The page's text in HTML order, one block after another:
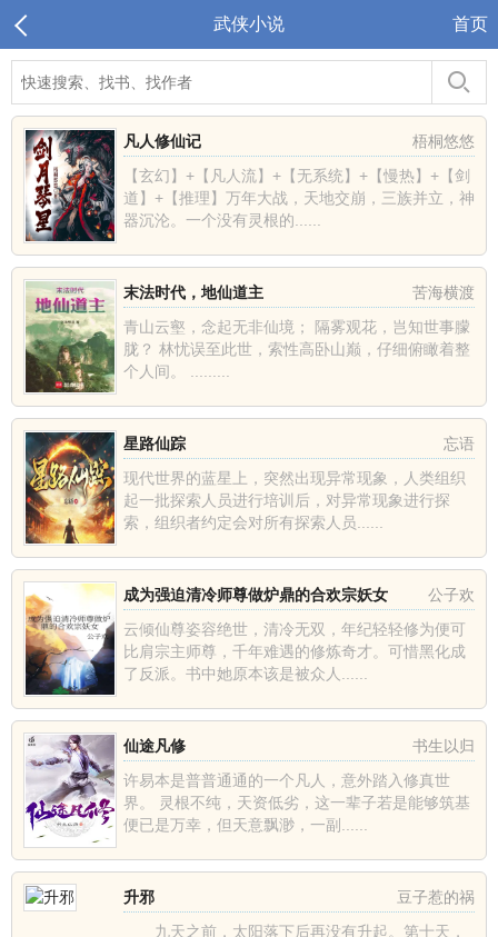
武侠小说 首页
梧桐悠悠
凡人修仙记
【玄幻】+【凡人流】+【无系统】+【慢热】+【剑
道】+【推理】万年大战，天地交崩，三族并立，神
器沉沦。一个没有灵根的......
苦海横渡
末法时代，地仙道主
青山云壑，念起无非仙境； 隔雾观花，岂知世事朦
胧？ 林忧误至此世，索性高卧山巅，仔细俯瞰着整
个人间。 .........
忘语
星路仙踪
现代世界的蓝星上，突然出现异常现象，人类组织
起一批探索人员进行培训后，对异常现象进行探
索，组织者约定会对所有探索人员......
公子欢
成为强迫清冷师尊做炉鼎的合欢宗妖女
云倾仙尊姿容绝世，清冷无双，年纪轻轻修为便可
比肩宗主师尊，千年难遇的修炼奇才。可惜黑化成
了反派。书中她原本该是被众人......
书生以归
仙途凡修
许易本是普普通通的一个凡人，意外踏入修真世
界。 灵根不纯，天资低劣，这一辈子若是能够筑基
便已是万幸，但天意飘渺，一副......
豆子惹的祸
升邪
九天之前，太阳落下后再没有升起。第十天，